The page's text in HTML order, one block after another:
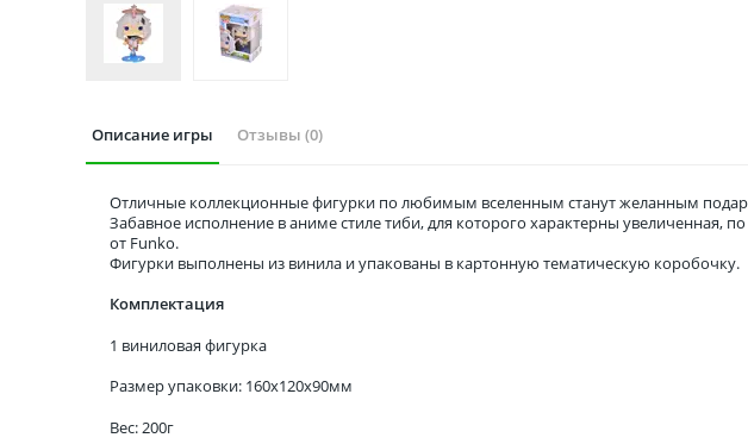
Описание игры Отзывы (0)
Отличные коллекционные фигурки по любимым вселенным станут желанным
Забавное исполнение в аниме стиле тиби, для которого характерны
от Funko.
Фигурки выполнены из винила и упакованы в картонную тематическую коробочку.
Комплектация
1 виниловая фигурка
Размер упаковки: 160x120x90мм
Вес: 200г